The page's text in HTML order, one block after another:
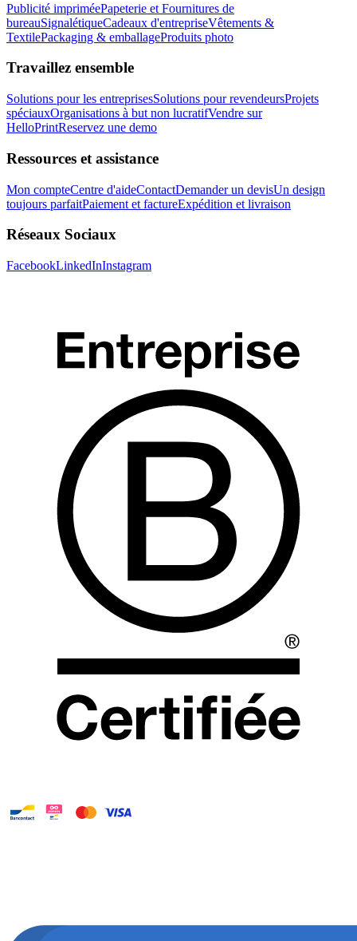
Publicité impriméePapeterie et Fournitures de
bureauSignalétiqueCadeaux d'entrepriseVêtements &
TextilePackaging & emballageProduits photo
Travaillez ensemble
Solutions pour les entreprisesSolutions pour revendeursProjets
spéciauxOrganisations à but non lucratifVendre sur
HelloPrintReservez une demo
Ressources et assistance
Mon compteCentre d'aideContactDemander un devisUn design
toujours parfaitPaiement et factureExpédition et livraison
Réseaux Sociaux
FacebookLinkedInInstagram